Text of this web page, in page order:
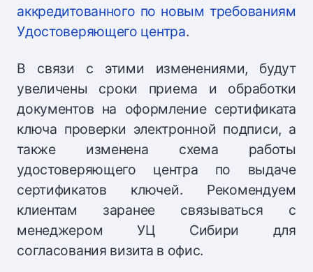
аккредитованного по новым требованиям
Удостоверяющего центра.
В связи с этими изменениями, будут
увеличены сроки приема и обработки
документов на оформление сертификата
ключа проверки электронной подписи, а
также изменена схема работы
удостоверяющего центра по выдаче
сертификатов ключей. Рекомендуем
клиентам заранее связываться с
менеджером УЦ Сибири для
согласования визита в офис.